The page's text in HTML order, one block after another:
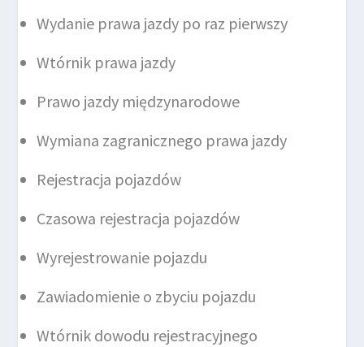
Wydanie prawa jazdy po raz pierwszy
Wtórnik prawa jazdy
Prawo jazdy międzynarodowe
Wymiana zagranicznego prawa jazdy
Rejestracja pojazdów
Czasowa rejestracja pojazdów
Wyrejestrowanie pojazdu
Zawiadomienie o zbyciu pojazdu
Wtórnik dowodu rejestracyjnego